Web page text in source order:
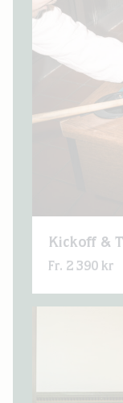
Kickoff &
Fr. 2 390 kr